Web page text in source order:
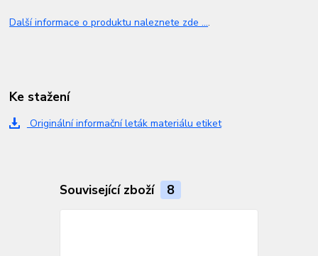
Další informace o produktu naleznete zde ....
Ke stažení
Originální informační leták materiálu etiket
Související zboží 8